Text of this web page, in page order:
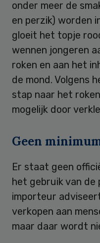
onder meer de
en perzik) worden
gloeit het topje
wennen jongeren
roken en aan het
de mond. Volgens
stap naar het
mogelijk door
Geen
Er staat geen
het gebruik van de
importeur
verkopen aan
maar daar wordt